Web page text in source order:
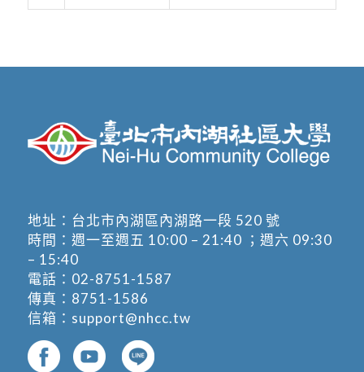
地址： 台北市內湖區內湖路一段 520 號
時間：週一至週五 10:00 – 21:40 ；週六 09:30
– 15:40
電話： 02-8751-1587
傳真：8751-1586
信箱： support@nhcc.tw